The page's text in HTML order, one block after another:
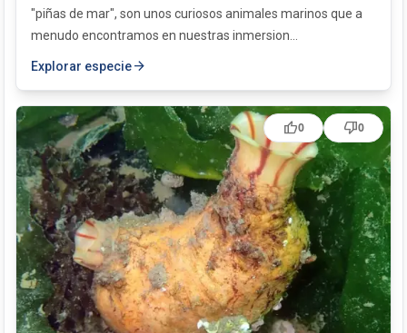
"piñas de mar", son unos curiosos animales marinos que a
menudo encontramos en nuestras inmersion...
Explorar especiearrow_forward
thumb_up0 thumb_down0